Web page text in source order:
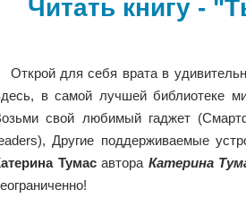
Читать книгу -
Открой для себя врата в
в самой лучшей библиотеке
свой любимый гаджет
Другие поддерживаемые
Тумасавтора Катерина